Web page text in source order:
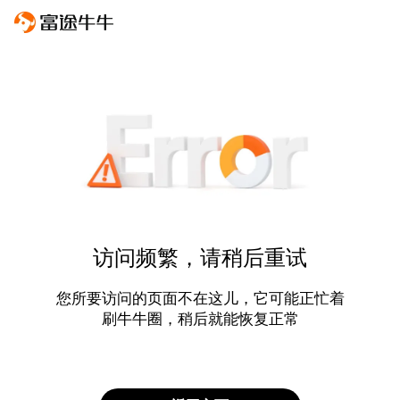
访问频繁，请稍后重试
您所要访问的页面不在这儿，它可能正忙着
刷牛牛圈，稍后就能恢复正常